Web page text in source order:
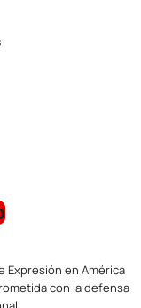
Expresión en América
con la defensa